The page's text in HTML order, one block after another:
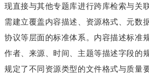
现直接与其他专题库进行跨库检索与关
需建立覆盖内容描述、资源格式、元数
协议等层面的标准体系。内容描述标准
作者、来源、时间、主题等描述字段的
规定了不同资源类型的文件格式与质量